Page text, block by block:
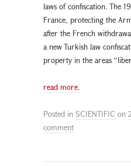
laws of confiscation. The
France, protecting the
after the French
a new Turkish law
property in the areas
read more.
Posted in SCIENTIFIC on
comment